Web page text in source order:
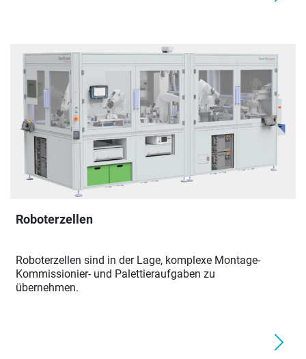
Roboterzellen
Roboterzellen sind in der Lage, komplexe Montage-
Kommissionier- und Palettieraufgaben zu
übernehmen.